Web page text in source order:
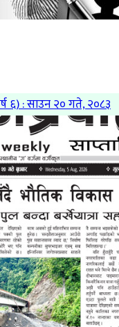
६) : साउन २० गते, २०८३